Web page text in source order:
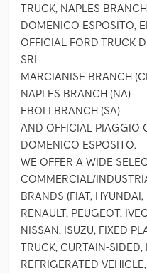
TRUCK, NAPLES
DOMENICO ESPOSITO,
OFFICIAL FORD TRUCK
SRL
MARCIANISE BRANCH
NAPLES BRANCH (NA)
EBOLI BRANCH (SA)
AND OFFICIAL PIAGGIO
DOMENICO ESPOSITO.
WE OFFER A WIDE
COMMERCIAL/
BRANDS (FIAT,
RENAULT, PEUGEOT,
NISSAN, ISUZU, FIXED
TRUCK, CURTAIN-SIDED,
REFRIGERATED